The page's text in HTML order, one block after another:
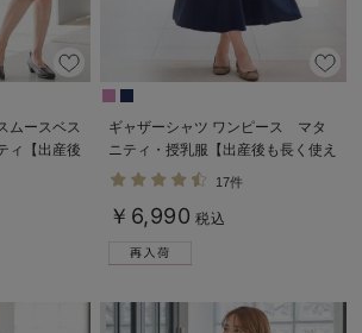
ムースベス
ィ【出産後
ギャザーシャツ ワンピース マタ
ニティ・授乳服【出産後も長く使え
る】
17件
￥6,990 税込